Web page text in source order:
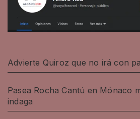
Advierte Quiroz que no irá con
Pasea Rocha Cantú en Mónaco
indaga